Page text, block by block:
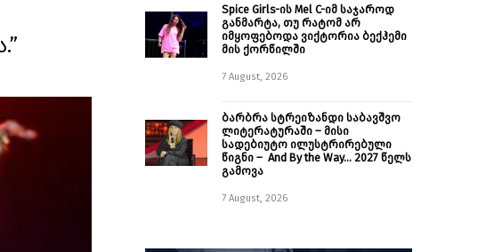
Spice Girls-ის Mel C-იმ საჯაროდ
განმარტა, თუ რატომ არ
იმყოფებოდა ვიქტორია ბექჰემი
მის ქორწილში
7 August, 2026
ბარბრა სტრეიზანდი საბავშვო
ლიტერატურაში – მისი
სადებიუტო ილუსტრირებული
წიგნი – And By the Way… 2027 წელს
გამოვა
7 August, 2026